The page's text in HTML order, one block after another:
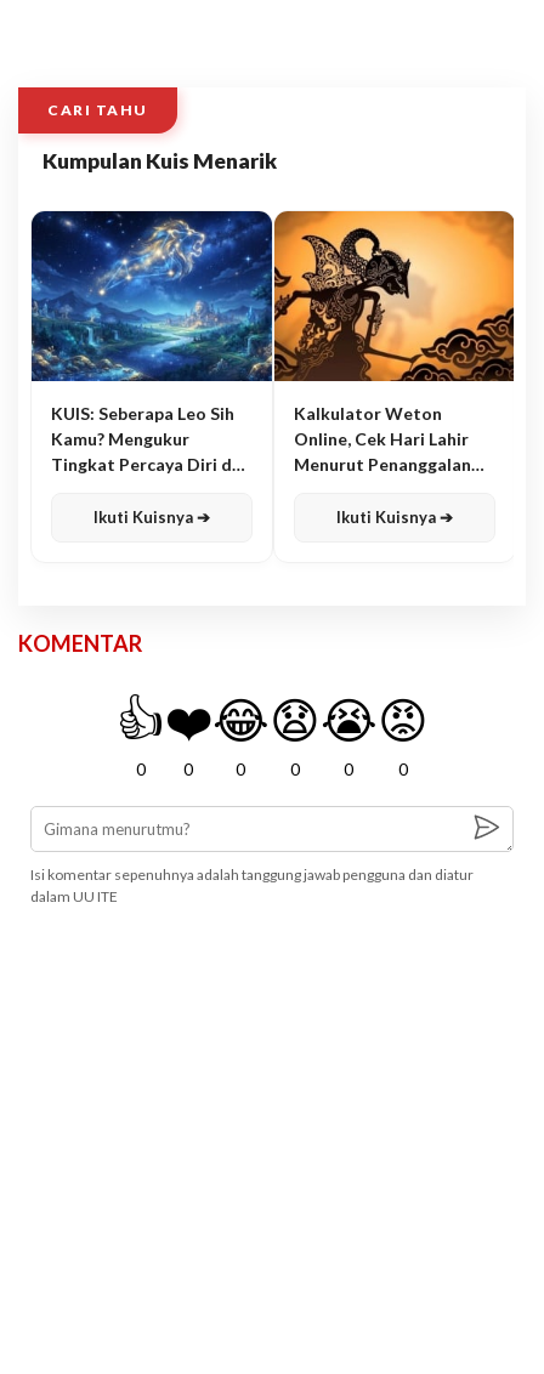
CARI TAHU
Kumpulan Kuis Menarik
KUIS: Seberapa Leo Sih
Kamu? Mengukur
Tingkat Percaya Diri dan
Ikuti Kuisnya ➔
Kalkulator Weton
Online, Cek Hari Lahir
Menurut Penanggalan
Ikuti Kuisnya ➔
KOMENTAR
👍
0
❤️
0
😂
0
😧
0
😭
0
😡
0
Isi komentar sepenuhnya adalah tanggung jawab pengguna dan diatur
dalam UU ITE